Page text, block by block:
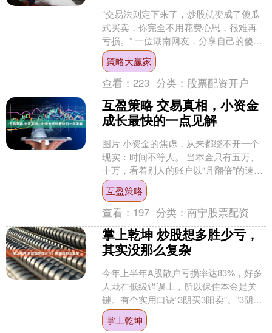
“交易法则定下来了，炒股就变成了傻瓜
式买卖，你完全不用花费心思，很难再
亏损。” 一位湖南网友，分享自己的傻瓜
式炒股法，他用这个方法多年，再没亏
损过。 制定自己的....
策略大赢家
查看：223 分类： 股票配资开户
互盈策略 交易真相，小资金
成长最快的一点见解
图片 小资金的焦虑，从来都绕不开一个
现实：时间不等人。 当本金只有五万、
十万，看着别人的账户以“月翻倍”的速度
增长，“慢慢来”三个字简直像枷锁——等
得起吗？ 等....
互盈策略
查看： 197 分类：南宁股票配资
掌上乾坤 炒股想多胜少亏，
其实没那么复杂
今年上半年A股散户亏损率达83%，好多
人栽在低级错误上，所以保住本金是关
键。有个实用口诀“3阴买3阳卖”。“3阴
买”指“三阴不吃一阳”，即股价先有根涨
幅至少5%....
掌上乾坤